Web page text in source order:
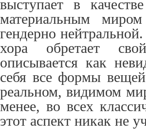
выступает в
материальным
гендерно
хора обретает
описывается как
себя все формы
реальном, видимом
менее, во всех
этот аспект никак не